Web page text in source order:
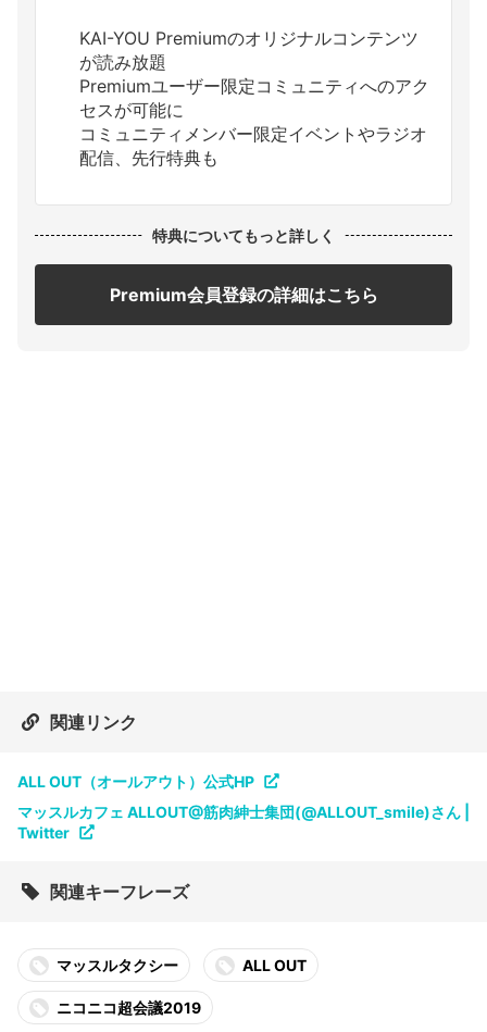
KAI-YOU Premiumのオリジナルコンテンツ
が読み放題
Premiumユーザー限定コミュニティへのアク
セスが可能に
コミュニティメンバー限定イベントやラジオ
配信、先行特典も
特典についてもっと詳しく
Premium会員登録の詳細はこちら
関連リンク
ALL OUT（オールアウト）公式HP
マッスルカフェ ALLOUT@筋肉紳士集団(@ALLOUT_smile)さん |
Twitter
関連キーフレーズ
マッスルタクシー ALL OUT
ニコニコ超会議2019